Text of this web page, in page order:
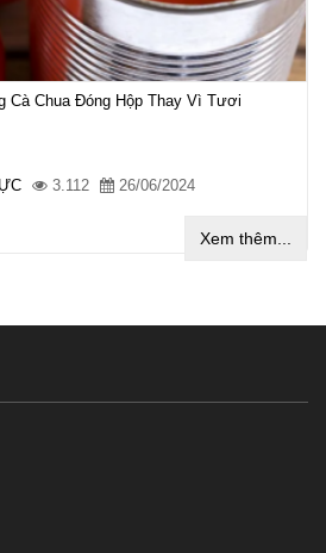
Cà Chua Đóng Hộp Thay Vì Tươi
3.112 26/06/2024
Xem thêm...